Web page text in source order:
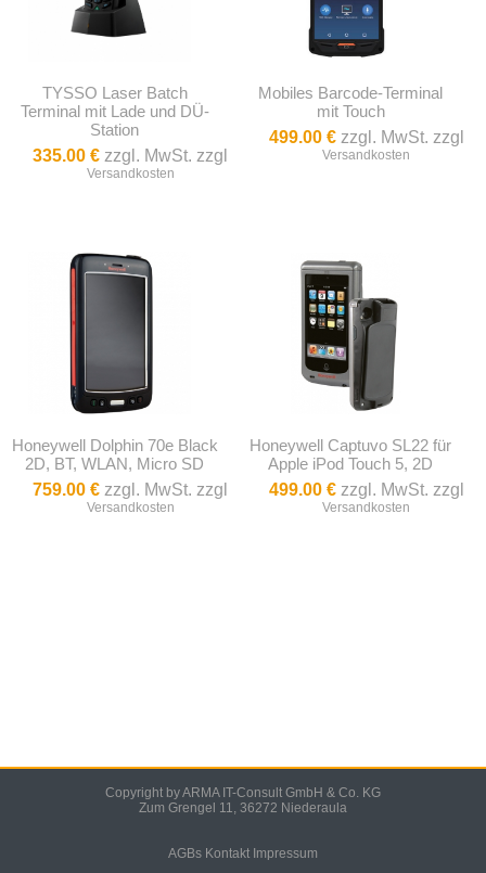
TYSSO Laser Batch
Terminal mit Lade und DÜ-
Station
335.00 € zzgl. MwSt. zzgl
Versandkosten
Mobiles Barcode-Terminal
mit Touch
499.00 €zzgl. MwSt. zzgl
Versandkosten
Honeywell Dolphin 70e Black
2D, BT, WLAN, Micro SD
759.00 € zzgl. MwSt. zzgl
Versandkosten
Honeywell Captuvo SL22 für
Apple iPod Touch 5, 2D
499.00 €zzgl. MwSt. zzgl
Versandkosten
Copyright by ARMA IT-Consult GmbH & Co. KG
Zum Grengel 11, 36272 Niederaula
AGBs Kontakt Impressum